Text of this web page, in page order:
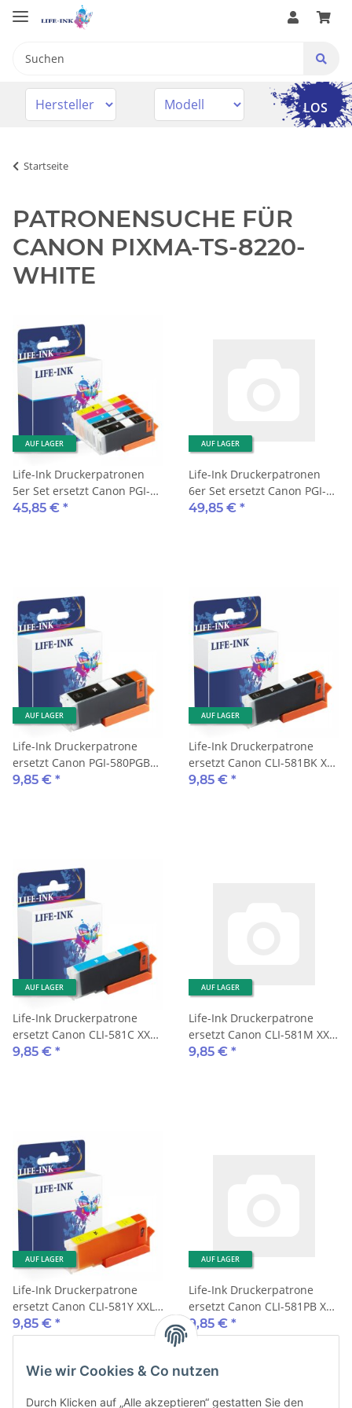
LOS
Startseite
PATRONENSUCHE FÜR
CANON PIXMA-TS-8220-
WHITE
AUF LAGER
Life-Ink Druckerpatronen
5er Set ersetzt Canon PGI-
580, CLI-581 XXL
45,85 € *
AUF LAGER
Life-Ink Druckerpatronen
6er Set ersetzt Canon PGI-
580, CLI-581 XXL
49,85 € *
AUF LAGER
Life-Ink Druckerpatrone
ersetzt Canon PGI-580PGBK
XXL schwarz
9,85 € *
AUF LAGER
Life-Ink Druckerpatrone
ersetzt Canon CLI-581BK XXL
schwarz
9,85 € *
AUF LAGER
Life-Ink Druckerpatrone
ersetzt Canon CLI-581C XXL
cyan
9,85 € *
AUF LAGER
Life-Ink Druckerpatrone
ersetzt Canon CLI-581M XXL
magenta
9,85 € *
AUF LAGER
Life-Ink Druckerpatrone
ersetzt Canon CLI-581Y XXL
gelb
9,85 € *
AUF LAGER
Life-Ink Druckerpatrone
ersetzt Canon CLI-581PB XXL
fotoblau
9,85 € *
Wie wir Cookies & Co nutzen
Durch Klicken auf „Alle akzeptieren“ gestatten Sie den